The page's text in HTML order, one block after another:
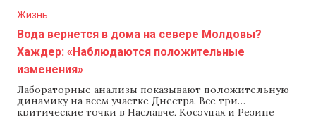
Жизнь
Вода вернется в дома на севере Молдовы?
Хаждер: «Наблюдаются положительные
изменения»
Лабораторные анализы показывают положительную
динамику на всем участке Днестра. Все три
критические точки в Наславче, Косэуцах и Резине